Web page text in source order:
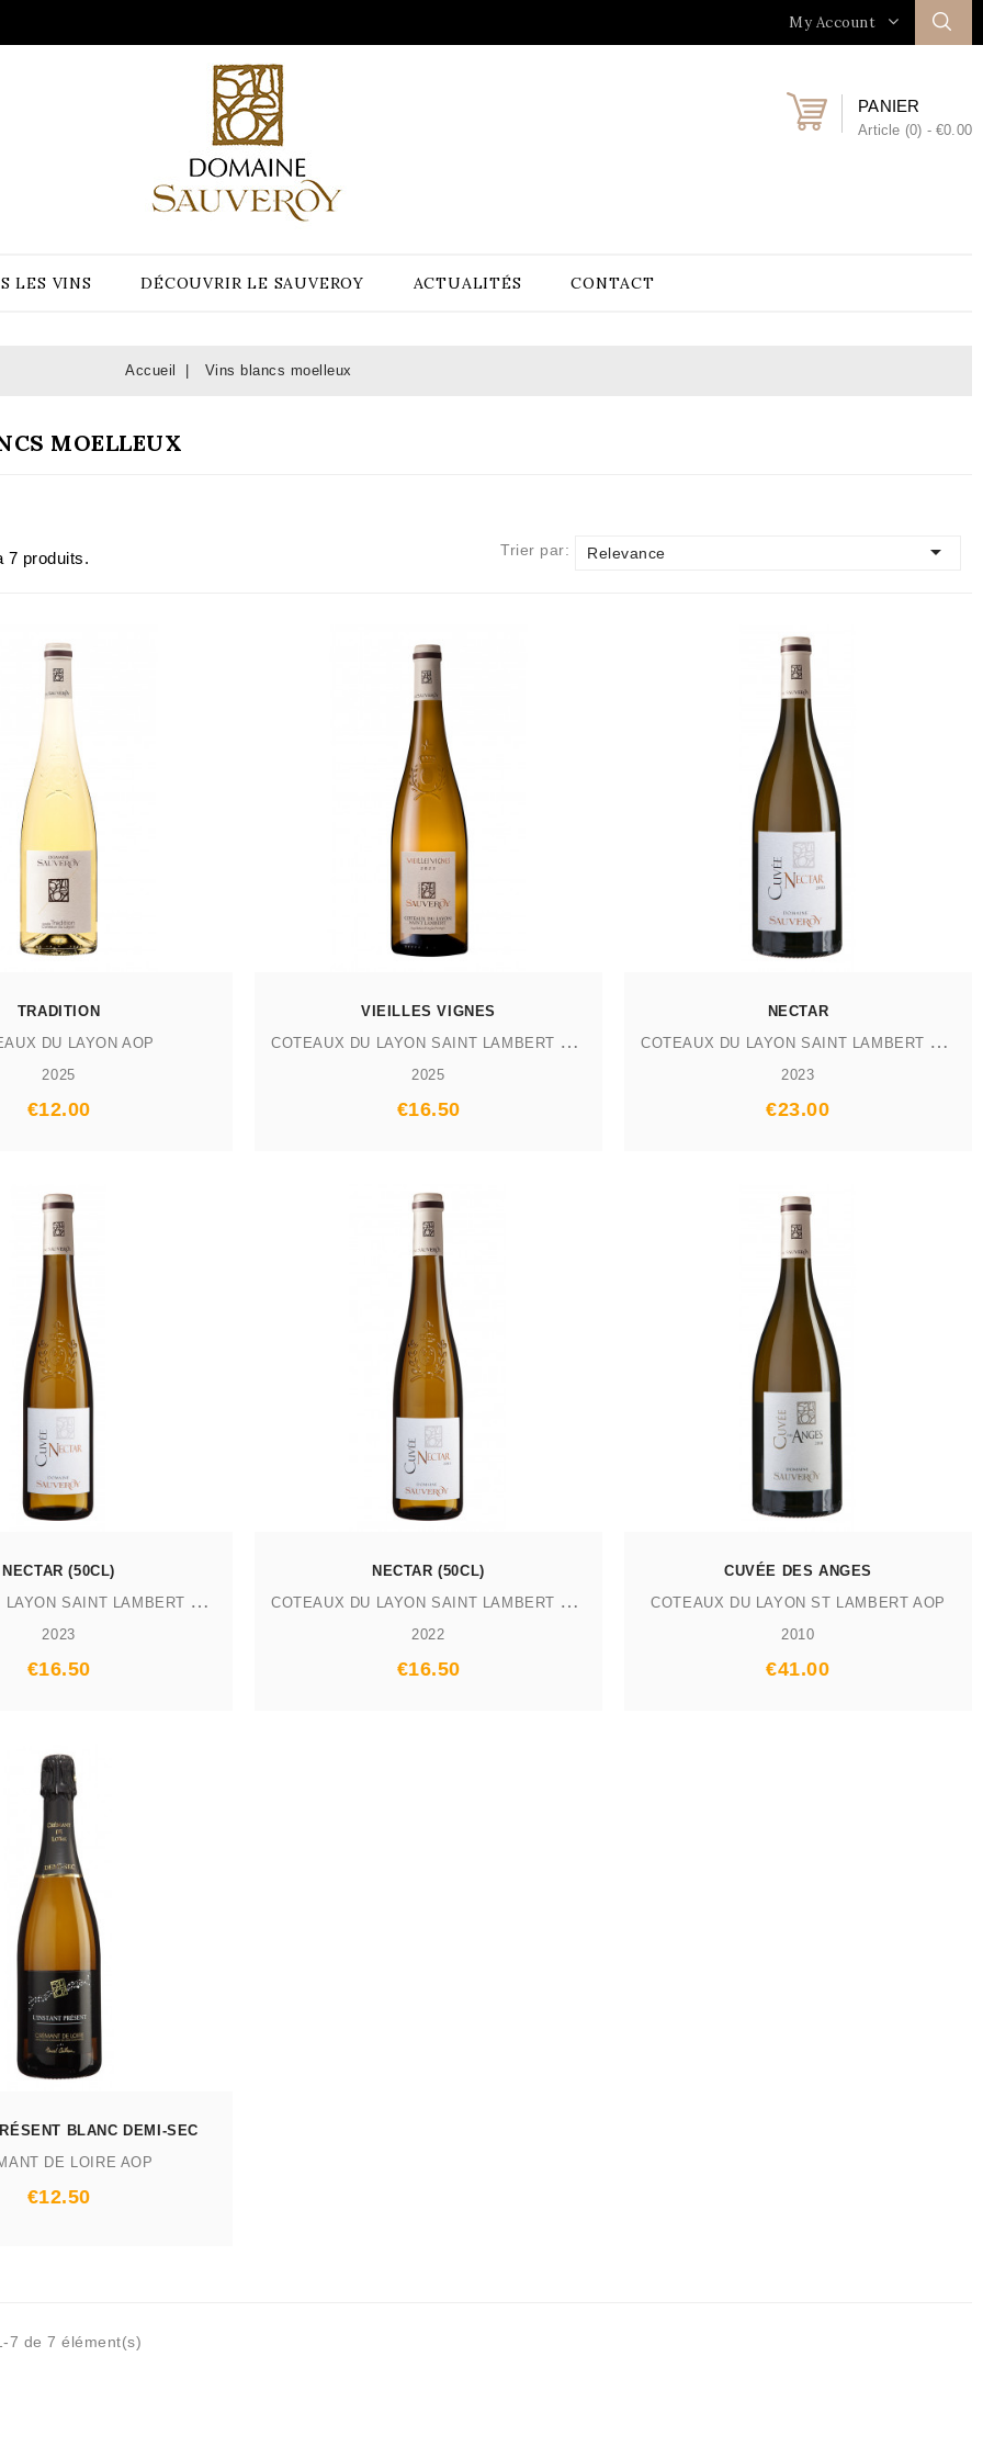
My Account
PANIER
Article (0) - €0.00
LES VINS DÉCOUVRIR LE SAUVEROY ACTUALITÉS CONTACT
Accueil Vins blancs moelleux
MOELLEUX
7 produits. Trier par: Relevance 
TRADITION
DU LAYON AOP
2025
Prix
€12.00
VIEILLES VIGNES
C
OTEAUX DU LAYON SAINT LAMBERT AOP
2025
Prix
€16.50
NECTAR
C
OTEAUX DU LAYON SAINT LAMBERT AOP
2023
Prix
€23.00
NECTAR (50CL)
C
OTEAUX DU LAYON SAINT LAMBERT AOP
2023
Prix
€16.50
NECTAR (50CL)
C
OTEAUX DU LAYON SAINT LAMBERT AOP
2022
Prix
€16.50
CUVÉE DES ANGES
COTEAUX DU LAYON ST LAMBERT AOP
2010
Prix
€41.00
BLANC DEMI-SEC
DE LOIRE AOP
Prix
€12.50
7 de 7 élément(s)